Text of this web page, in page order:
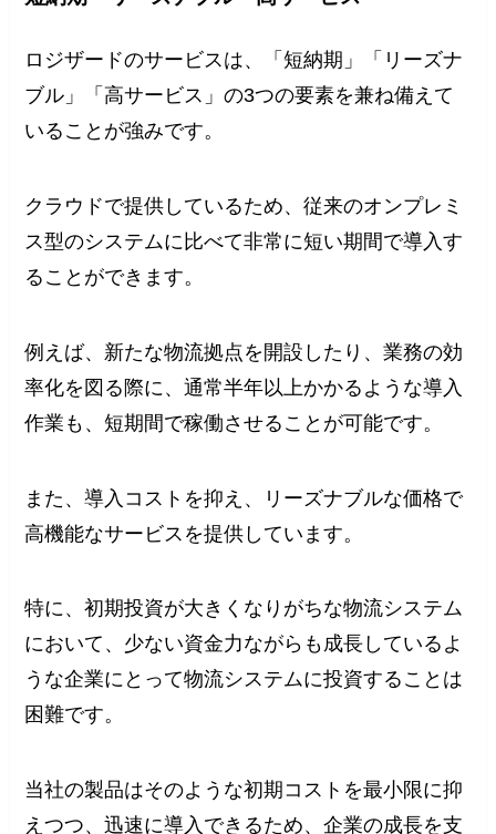
ロジザードのサービスは、「短納期」「リーズナ
ブル」「高サービス」の3つの要素を兼ね備えて
いることが強みです。
クラウドで提供しているため、従来のオンプレミ
ス型のシステムに比べて非常に短い期間で導入す
ることができます。
例えば、新たな物流拠点を開設したり、業務の効
率化を図る際に、通常半年以上かかるような導入
作業も、短期間で稼働させることが可能です。
また、導入コストを抑え、リーズナブルな価格で
高機能なサービスを提供しています。
特に、初期投資が大きくなりがちな物流システム
において、少ない資金力ながらも成長しているよ
うな企業にとって物流システムに投資することは
困難です。
当社の製品はそのような初期コストを最小限に抑
えつつ、迅速に導入できるため、企業の成長を支